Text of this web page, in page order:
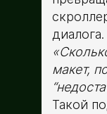
макет,
Такой